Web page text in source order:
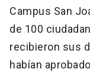
Personal
Alumni
Padres y familia
Correo UC launch
Campus San
de 100
recibieron sus
habían